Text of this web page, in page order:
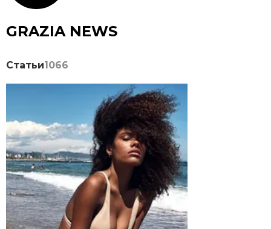
GRAZIA NEWS
Статьи1066